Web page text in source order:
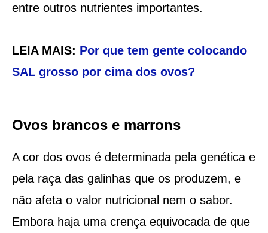
entre outros nutrientes importantes.
LEIA MAIS: Por que tem gente colocando
SAL grosso por cima dos ovos?
Ovos brancos e marrons
A cor dos ovos é determinada pela genética e
pela raça das galinhas que os produzem, e
não afeta o valor nutricional nem o sabor.
Embora haja uma crença equivocada de que